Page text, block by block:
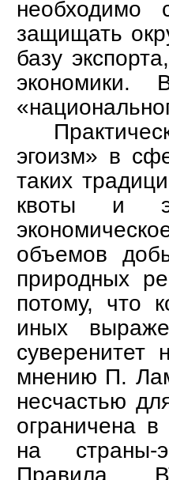
необходимо
защищать
базу
экономики.
эгоизм» в
таких
квоты и
объемов
природных
потому, что
иных
мнению П.
несчастью
ограничена в
на страны-
Правила